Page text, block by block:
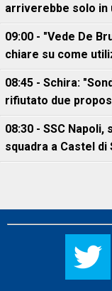
arriverebbe solo in
09:00 - "Vede De
chiare su come
08:45 - Schira:
rifiutato due
08:30 - SSC
squadra a Castel di